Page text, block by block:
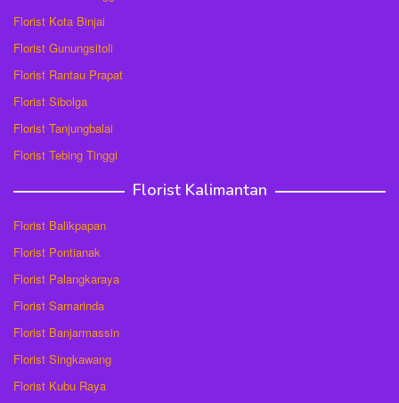
Florist Kota Binjai
Florist Gunungsitoli
Florist Rantau Prapat
Florist Sibolga
Florist Tanjungbalai
Florist Tebing Tinggi
Florist Kalimantan
Florist Balikpapan
Florist Pontianak
Florist Palangkaraya
Florist Samarinda
Florist Banjarmassin
Florist Singkawang
Florist Kubu Raya